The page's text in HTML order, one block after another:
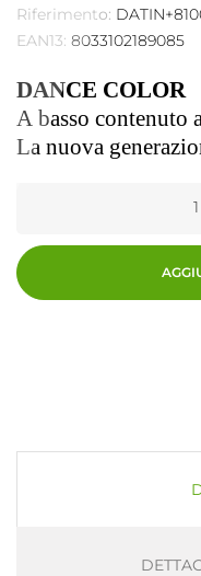
Riferimento:
EAN13: 8033102189085
DANCE COLOR
A basso contenuto
La nuova